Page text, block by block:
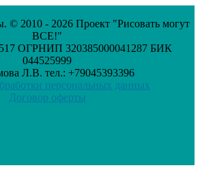
© 2010 - 2026 Проект "Рисовать могут
ВСЕ!"
ОГРНИП 320385000041287 БИК
044525999
Л.В. тел.: +79045393396
персональных данных
Договор оферты